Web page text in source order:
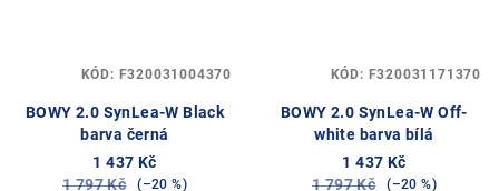
BOWY 2.0 SynLea-W Black
barva černá
1 437 Kč
1 797 Kč
(–20 %)
KÓD: F320031004370
BOWY 2.0 SynLea-W Off-
white barva bílá
1 437 Kč
1 797 Kč
(–20 %)
KÓD: F320031171370